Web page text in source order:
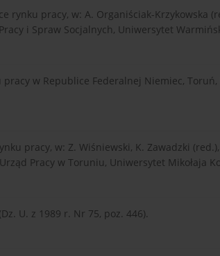
rynku pracy, w: A. Organiściak-Krzykowska
i Spraw Socjalnych, Uniwersytet
w Republice Federalnej Niemiec,
pracy, w: Z. Wiśniewski, K. Zawadzki
Pracy w Toruniu, Uniwersytet Mikołaja
U. z 1989 r. Nr 75, poz. 446).